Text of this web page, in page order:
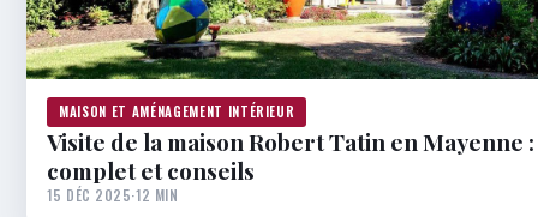
MAISON ET AMÉNAGEMENT INTÉRIEUR
Visite de la maison Robert Tatin en Mayenne
complet et conseils
15 DÉC 2025·12 MIN